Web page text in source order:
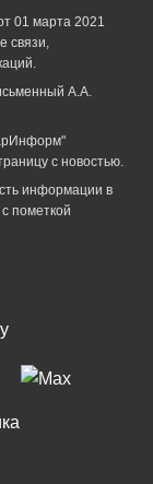
01 марта 2021
связи,
А.А.
с новостью.
информации в
пометкой